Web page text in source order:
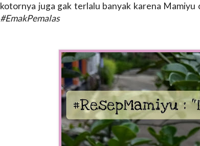
kotornya juga gak terlalu banyak karena Mamiyu
#EmakPemalas